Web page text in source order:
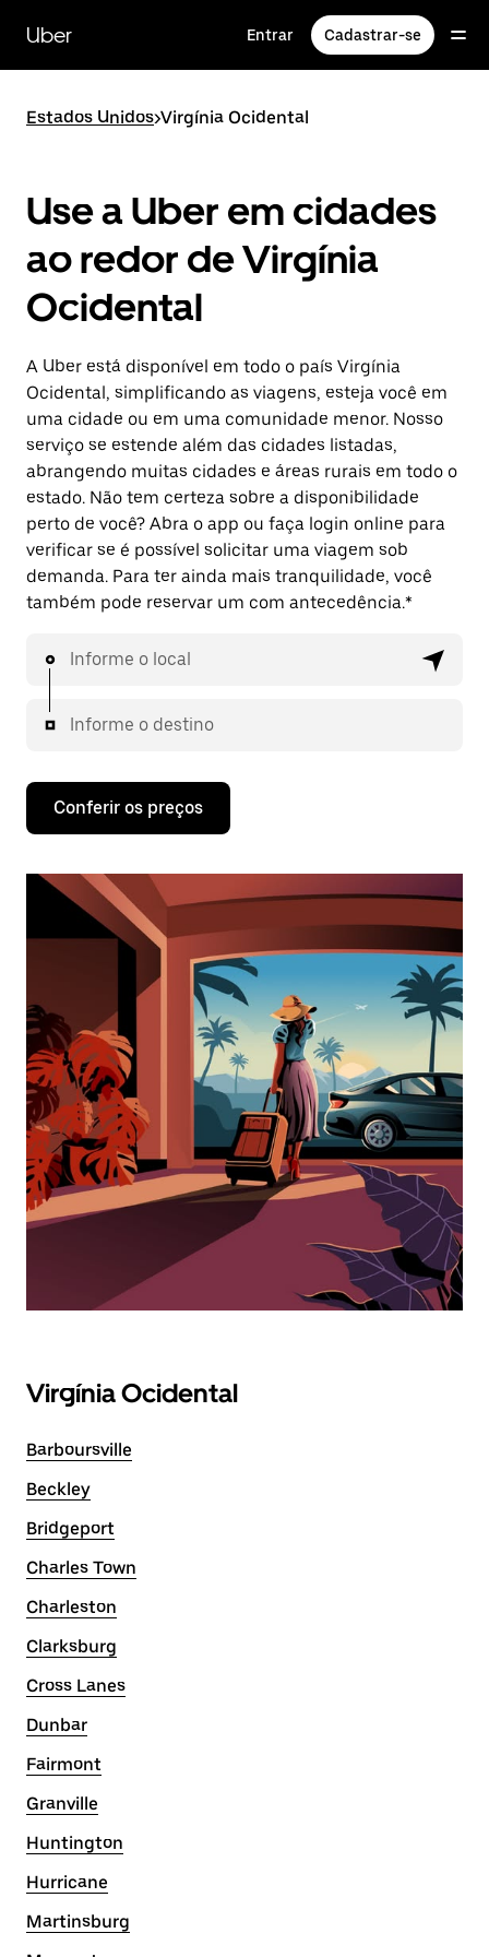
para
conteúdo
Uber Entrar Cadastrar-se
Estados Unidos>Virgínia Ocidental
Use a Uber em cidades
ao redor de Virgínia
Ocidental
A Uber está disponível em todo o país Virgínia
Ocidental, simplificando as viagens, esteja você em
uma cidade ou em uma comunidade menor. Nosso
serviço se estende além das cidades listadas,
abrangendo muitas cidades e áreas rurais em todo o
estado. Não tem certeza sobre a disponibilidade
perto de você? Abra o app ou faça login online para
verificar se é possível solicitar uma viagem sob
demanda. Para ter ainda mais tranquilidade, você
também pode reservar um com antecedência.*
Informe o local
Informe o destino
Conferir os preços
Virgínia Ocidental
Barboursville
Beckley
Bridgeport
Charles Town
Charleston
Clarksburg
Cross Lanes
Dunbar
Fairmont
Granville
Huntington
Hurricane
Martinsburg